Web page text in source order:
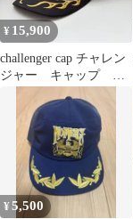
¥ 15,900
challenger cap チャレン
ジャー キャップ 帽
¥5,500